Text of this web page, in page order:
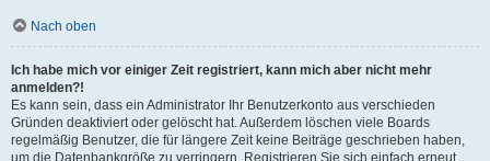
Nach oben
Ich habe mich vor einiger Zeit registriert, kann mich aber nicht mehr
anmelden?!
Es kann sein, dass ein Administrator Ihr Benutzerkonto aus verschieden
Gründen deaktiviert oder gelöscht hat. Außerdem löschen viele Boards
regelmäßig Benutzer, die für längere Zeit keine Beiträge geschrieben haben,
um die Datenbankgröße zu verringern. Registrieren Sie sich einfach erneut